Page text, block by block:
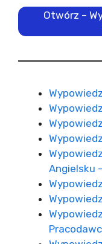
Otwórz –
Angielsku